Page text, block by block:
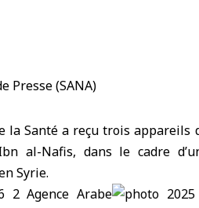
la Santé a reçu trois appareils
al-Nafis, dans le cadre
Syrie.